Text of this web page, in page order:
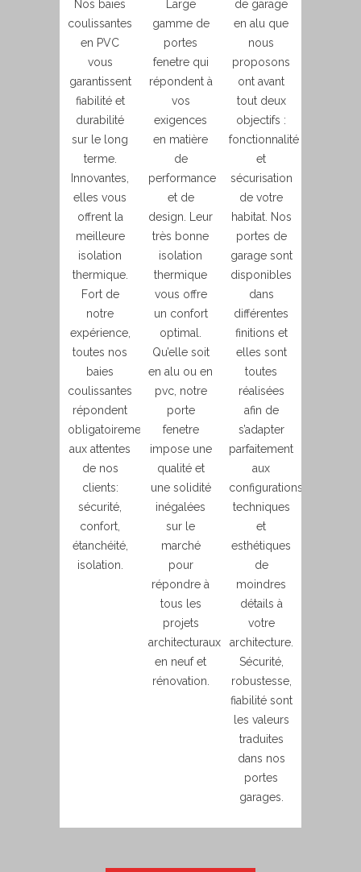
Nos baies
coulissantes
en PVC
vous
garantissent
fiabilité et
durabilité
sur le long
terme.
Innovantes,
elles vous
offrent la
meilleure
isolation
thermique.
Fort de
notre
expérience,
toutes nos
baies
coulissantes
répondent
obligatoirement
aux attentes
de nos
clients:
sécurité,
confort,
étanchéité,
isolation.
Large
gamme de
portes
fenetre qui
répondent à
vos
exigences
en matière
de
performance
et de
design. Leur
très bonne
isolation
thermique
vous offre
un confort
optimal.
Qu’elle soit
en alu ou en
pvc, notre
porte
fenetre
impose une
qualité et
une solidité
inégalées
sur le
marché
pour
répondre à
tous les
projets
architecturaux
en neuf et
rénovation.
de garage
en alu que
nous
proposons
ont avant
tout deux
objectifs :
fonctionnalité
et
sécurisation
de votre
habitat. Nos
portes de
garage sont
disponibles
dans
différentes
finitions et
elles sont
toutes
réalisées
afin de
s’adapter
parfaitement
aux
configurations
techniques
et
esthétiques
de
moindres
détails à
votre
architecture.
Sécurité,
robustesse,
fiabilité sont
les valeurs
traduites
dans nos
portes
garages.